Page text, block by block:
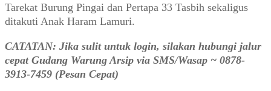
Tarekat Burung Pingai dan Pertapa 33 Tasbih sekaligus
ditakuti Anak Haram Lamuri.
CATATAN: Jika sulit untuk login, silakan hubungi jalur
cepat Gudang Warung Arsip via SMS/Wasap ~ 0878-
3913-7459 (Pesan Cepat)